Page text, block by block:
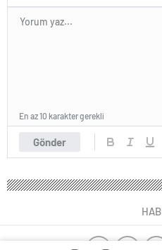
Gönder
En az 10 karakter gerekli